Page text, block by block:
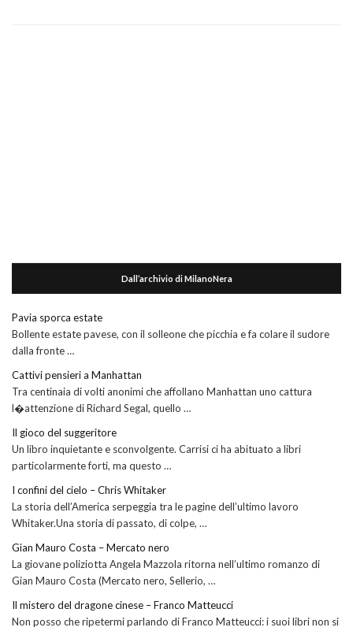
Dall’archivio di MilanoNera
Pavia sporca estate
Bollente estate pavese, con il solleone che picchia e fa colare il sudore
dalla fronte …
Cattivi pensieri a Manhattan
Tra centinaia di volti anonimi che affollano Manhattan uno cattura
l�attenzione di Richard Segal, quello …
Il gioco del suggeritore
Un libro inquietante e sconvolgente. Carrisi ci ha abituato a libri
particolarmente forti, ma questo …
I confini del cielo – Chris Whitaker
La storia dell’America serpeggia tra le pagine dell’ultimo lavoro
Whitaker.Una storia di passato, di colpe, …
Gian Mauro Costa – Mercato nero
La giovane poliziotta Angela Mazzola ritorna nell’ultimo romanzo di
Gian Mauro Costa (Mercato nero, Sellerio, …
Il mistero del dragone cinese – Franco Matteucci
Non posso che ripetermi parlando di Franco Matteucci: i suoi libri non si